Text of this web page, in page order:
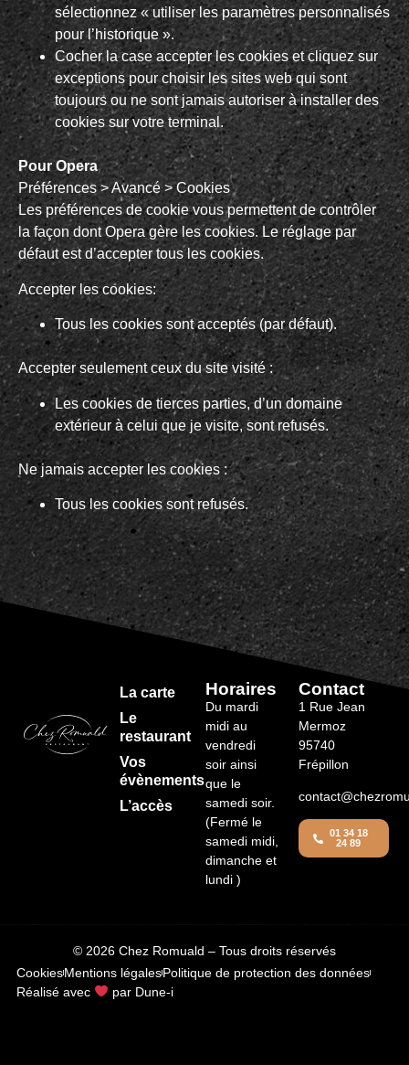
sélectionnez « utiliser les paramètres personnalisés
pour l’historique ».
Cocher la case accepter les cookies et cliquez sur
exceptions pour choisir les sites web qui sont
toujours ou ne sont jamais autoriser à installer des
cookies sur votre terminal.
Pour Opera
Préférences > Avancé > Cookies
Les préférences de cookie vous permettent de contrôler
la façon dont Opera gère les cookies. Le réglage par
défaut est d’accepter tous les cookies.
Accepter les cookies:
Tous les cookies sont acceptés (par défaut).
Accepter seulement ceux du site visité :
Les cookies de tierces parties, d’un domaine
extérieur à celui que je visite, sont refusés.
Ne jamais accepter les cookies :
Tous les cookies sont refusés.
La carte
Le
restaurant
Vos
évènements
L’accès
Horaires
Du mardi
midi au
vendredi
soir ainsi
que le
samedi soir.
(Fermé le
samedi midi,
dimanche et
lundi )
Contact
1 Rue Jean
Mermoz
95740
Frépillon
01 34 18
24 89
© 2026 Chez Romuald – Tous droits réservés
CookiesMentions légalesPolitique de protection des données
Réalisé avec
par Dune-i